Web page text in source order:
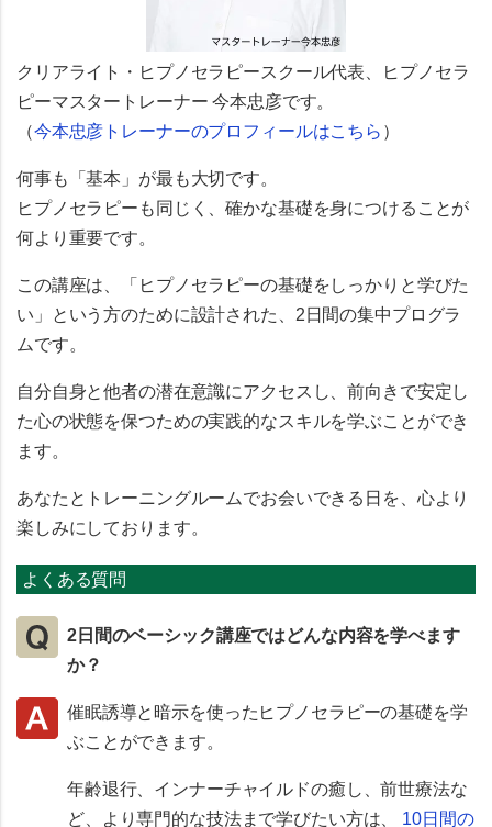
クリアライト・ヒプノセラピースクール代表、
ヒプノセラ
ピーマスタートレーナー 今本忠彦です。
（今本忠彦トレーナーのプロフィールはこちら ）
何事も「基本」が最も大切です。
ヒプノセラピーも同じく、確かな基礎を身につけることが
何より重要です。
この講座は、「ヒプノセラピーの基礎をしっかりと学びた
い」という方のために設計された、2日間の集中プログラ
ムです。
自分自身と他者の潜在意識にアクセスし、前向きで安定し
た心の状態を保つための実践的なスキルを学ぶことができ
ます。
あなたとトレーニングルームでお会いできる日を、心より
楽しみにしております。
よくある質問
2日間のベーシック講座ではどんな内容を学べます
か？
催眠誘導と暗示を使ったヒプノセラピーの基礎を学
ぶことができます。
年齢退行、インナーチャイルドの癒し、前世療法な
ど、より専門的な技法まで学びたい方は、 10日間の